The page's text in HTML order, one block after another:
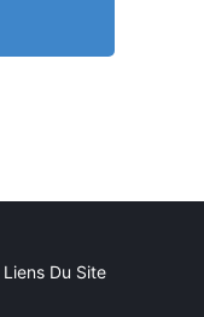
Liens Du Site